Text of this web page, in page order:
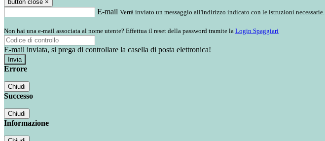
button close ×
E-mail Verrà inviato un messaggio all'indirizzo indicato con le istruzioni necessarie.
Non hai una e-mail associata al nome utente? Effettua il reset della password tramite la Login Spaggiari
E-mail inviata, si prega di controllare la casella di posta elettronica!
Errore
Chiudi
Successo
Chiudi
Informazione